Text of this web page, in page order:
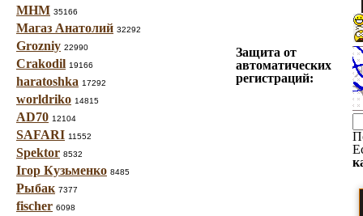
МНМ 35166
Магаз Анатолий 32292
Grozniy 22990
Crakodil 19166
haratoshka 17292
worldriko 14815
AD70 12104
SAFARI 11552
Spektor 8532
Ігор Кузьменко 8485
Рыбак 7377
fischer 6098
Защита от
автоматических
регистраций: